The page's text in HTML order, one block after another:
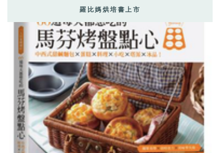
羅比媽烘培書上市